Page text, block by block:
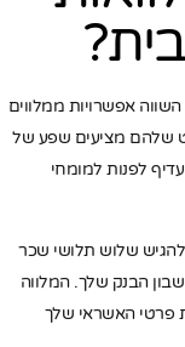
אפשרויות ממלווים
שלהם מציעים שפע של
לפנות למומחי
שלוש תלושי שכר
הבנק שלך. המלווה
פרטי האשראי שלך